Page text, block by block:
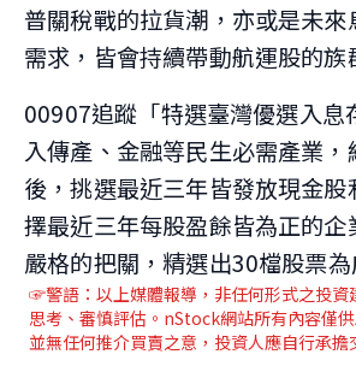
普關稅戰的拉貨潮，亦或是未來
需求，皆會持續帶動航運股的族
00907追蹤「特選臺灣優選入息
入傳產、金融等民生必需產業
後，挑選最近三年皆發放現金
擇最近三年每股盈餘皆為正的
嚴格的把關，精選出30檔股票為
☞警語：以上媒體報導，非任何形式之投資
思考、審慎評估。nStock網站所有內容僅供
並無任何推介買賣之意，投資人應自行承擔